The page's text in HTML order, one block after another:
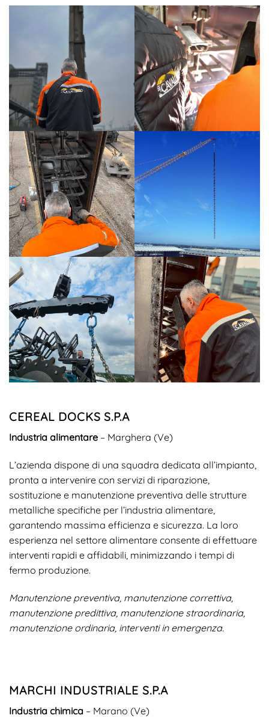
PIANIFICAZIONE
Sviluppo di un piano di
manutenzione personalizzato
basato sulle specifiche esigenze del
cliente.
ESECUZIONE
Implementazione del piano con
tecnici esperti e attrezzature
all’avanguardia.
MONITORAGGIO E REPORT
Monitoraggio continuo e report
dettagliati per garantire
CEREAL DOCKS S.P.A
Industria alimentare – Marghera (Ve)
L’azienda dispone di una squadra dedicata all’impianto,
pronta a intervenire con servizi di riparazione,
sostituzione e manutenzione preventiva delle strutture
metalliche specifiche per l’industria alimentare,
garantendo massima efficienza e sicurezza. La loro
esperienza nel settore alimentare consente di effettuare
interventi rapidi e affidabili, minimizzando i tempi di
fermo produzione.
Manutenzione preventiva, manutenzione correttiva,
manutenzione predittiva, manutenzione straordinaria,
manutenzione ordinaria, interventi in emergenza.
MARCHI INDUSTRIALE S.P.A
Industria chimica – Marano (Ve)